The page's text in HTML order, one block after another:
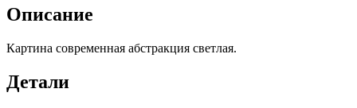
Описание
Картина современная абстракция светлая.
Детали